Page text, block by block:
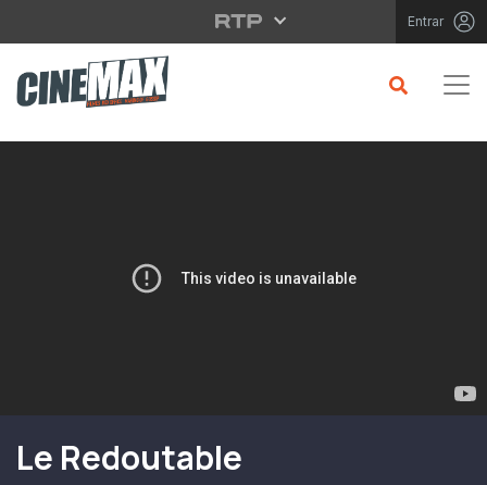
Saltar para o conteúdo principal Entrar
Filme em Cartaz
Le Redoutable